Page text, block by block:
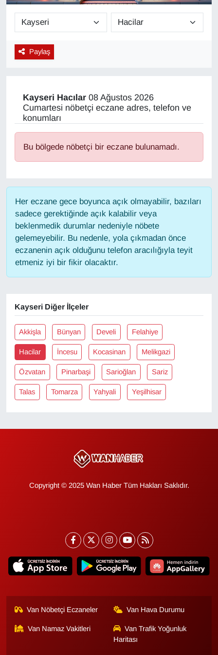
Paylaş
Kayseri Hacılar08 Ağustos 2026
Cumartesi nöbetçi eczane adres, telefon ve
konumları
Bu bölgede nöbetçi bir eczane bulunamadı.
Her eczane gece boyunca açık olmayabilir, bazıları
sadece gerektiğinde açık kalabilir veya
beklenmedik durumlar nedeniyle nöbete
gelemeyebilir. Bu nedenle, yola çıkmadan önce
eczanenin açık olduğunu telefon aracılığıyla teyit
etmeniz iyi bir fikir olacaktır.
Kayseri Diğer İlçeler
Akkişla Bünyan Develi Felahiye
Hacilar İncesu Kocasinan Melikgazi
Özvatan Pinarbaşi Sarioğlan Sariz
Talas Tomarza Yahyali Yeşilhisar
Copyright © 2025 Wan Haber Tüm Hakları Saklıdır.
Van Nöbetçi Eczaneler Van Hava Durumu
Van Namaz Vakitleri
Van Trafik Yoğunluk
Haritası
Diğer
DÜNYA
EKONOMİ
Eleman
Emlak
Güncel
Gündem
Haber
İngilizce
Kadın
Kamu Alımları
Kim Kimdir?
MEDYA
POLİTİKA
Resmi İlanlar
SAĞLIK